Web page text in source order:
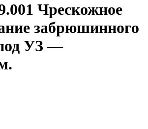
Чрескожное
забрюшинного
УЗ —